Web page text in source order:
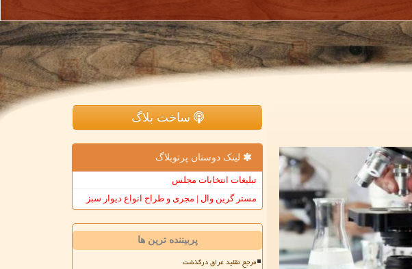
ساخت بلاگ
لینک دوستان پرتوبلاگ
تبلیغات انتخابات مجلس
مستر گرین وال | مجری و طراح انواع دیوار سبز
پربیننده ترین ها
مرجع تقلید عراق درگذشت